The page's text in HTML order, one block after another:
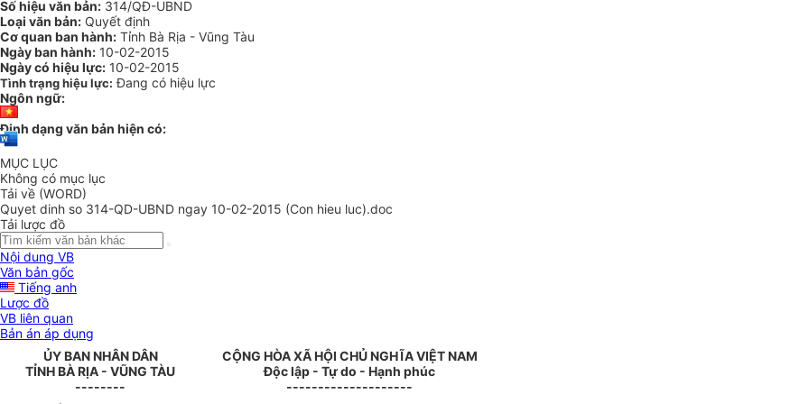
Số hiệu văn bản: 314/QĐ-UBND
Loại văn bản: Quyết định
Cơ quan ban hành: Tỉnh Bà Rịa - Vũng Tàu
Ngày ban hành: 10-02-2015
Ngày có hiệu lực: 10-02-2015
Tình trạng hiệu lực: Đang có hiệu lực
Ngôn ngữ:
Định dạng văn bản hiện có:
MỤC LỤC
Không có mục lục
Tải về (WORD)
Quyet dinh so 314-QD-UBND ngay 10-02-2015 (Con hieu luc).doc
Tải lược đồ
Nội dung VB
Văn bản gốc
Tiếng anh
Lược đồ
VB liên quan
Bản án áp dụng
ỦY BAN NHÂN DÂN
TỈNH BÀ RỊA - VŨNG TÀU
--------
CỘNG HÒA XÃ HỘI CHỦ NGHĨA VIỆT NAM
Độc lập - Tự do - Hạnh phúc
--------------------